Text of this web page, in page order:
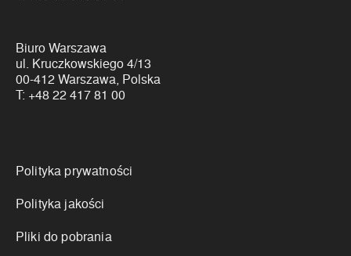
Biuro Warszawa
ul. Kruczkowskiego 4/13
00-412 Warszawa, Polska
T: +48 22 417 81 00
Linki
Polityka prywatności
Polityka jakości
Pliki do pobrania